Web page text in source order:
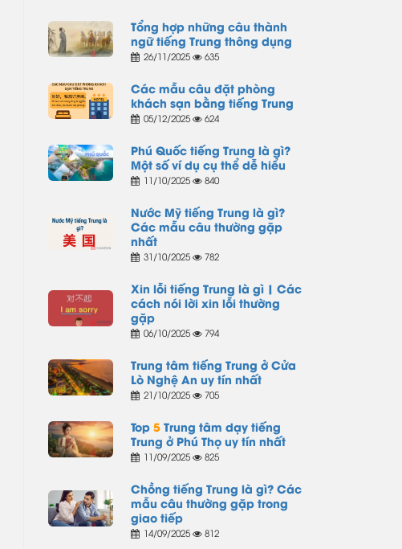
Tổng hợp những câu thành
ngữ tiếng Trung thông dụng
26/11/2025 635
Các mẫu câu đặt phòng
khách sạn bằng tiếng Trung
05/12/2025 624
Phú Quốc tiếng Trung là gì?
Một số ví dụ cụ thể dễ hiểu
11/10/2025 840
Nước Mỹ tiếng Trung là gì?
Các mẫu câu thường gặp
nhất
31/10/2025 782
Xin lỗi tiếng Trung là gì | Các
cách nói lời xin lỗi thường
gặp
06/10/2025 794
Trung tâm tiếng Trung ở Cửa
Lò Nghệ An uy tín nhất
21/10/2025 705
Top 5Trung tâm dạy tiếng
Trung ở Phú Thọ uy tín nhất
11/09/2025 825
Chồng tiếng Trung là gì? Các
mẫu câu thường gặp trong
giao tiếp
14/09/2025 812